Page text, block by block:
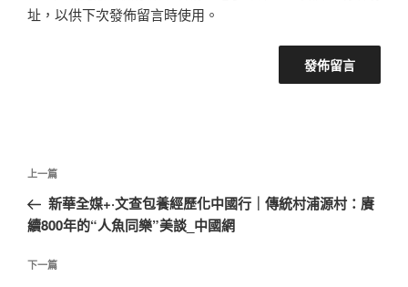
址，以供下次發佈留言時使用。
文
導
覽
上
一
篇
章
上一篇
新華全媒+·文查包養經歷化中國行｜傳統村浦源村：賡
續800年的“人魚同樂”美談_中國網
下
下一篇